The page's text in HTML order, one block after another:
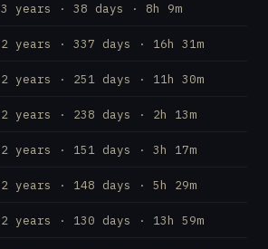
3 years · 38 days · 8h 9m
2 years · 337 days · 16h 31m
2 years · 251 days · 11h 30m
2 years · 238 days · 2h 13m
2 years · 151 days · 3h 17m
2 years · 148 days · 5h 29m
2 years · 130 days · 13h 59m